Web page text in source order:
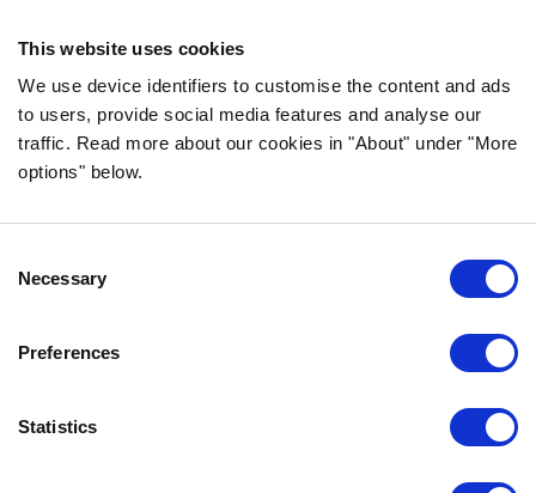
This website uses cookies
We use device identifiers to customise the content and ads
to users, provide social media features and analyse our
traffic. Read more about our cookies in "About" under "More
options" below.
Selection
Necessary
Preferences
Statistics
Teemme koiran- ja kissanruokaa
korkealaatuisista ainesosista ja ilman
tarpeettomia lisäaineita.
USEIN KYSYTYT KYSYMYKSET